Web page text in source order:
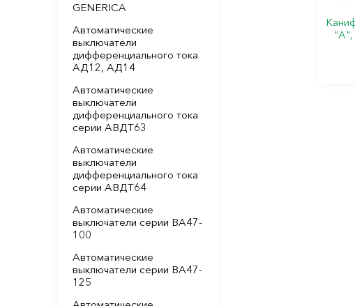
GENERICA
Автоматические
выключатели
дифференциального тока
АД12, АД14
Автоматические
выключатели
дифференциального тока
серии АВДТ63
Автоматические
выключатели
дифференциального тока
серии АВДТ64
Автоматические
выключатели серии ВА47-
100
Автоматические
выключатели серии ВА47-
125
"А",